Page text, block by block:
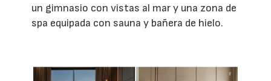
un gimnasio con vistas al mar y una zona de
spa equipada con sauna y bañera de hielo.